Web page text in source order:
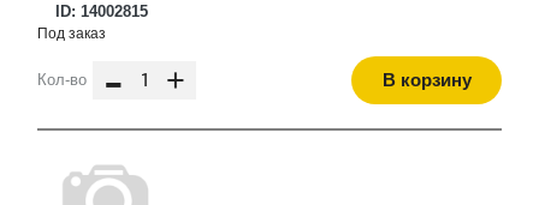
ID: 14002815
Под заказ
Кол-во - + В корзину